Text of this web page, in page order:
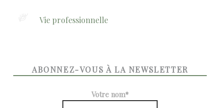
Vie professionnelle
ABONNEZ-VOUS À LA NEWSLETTER
Votre nom*